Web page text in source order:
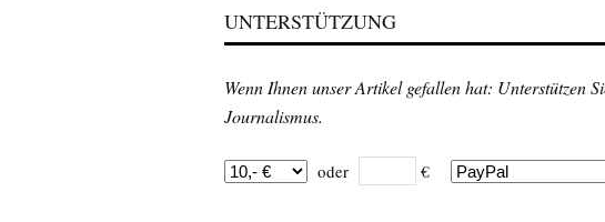
UNTERSTÜTZUNG
Wenn Ihnen unser Artikel gefallen hat: Unterstützen
Journalismus.
oder €